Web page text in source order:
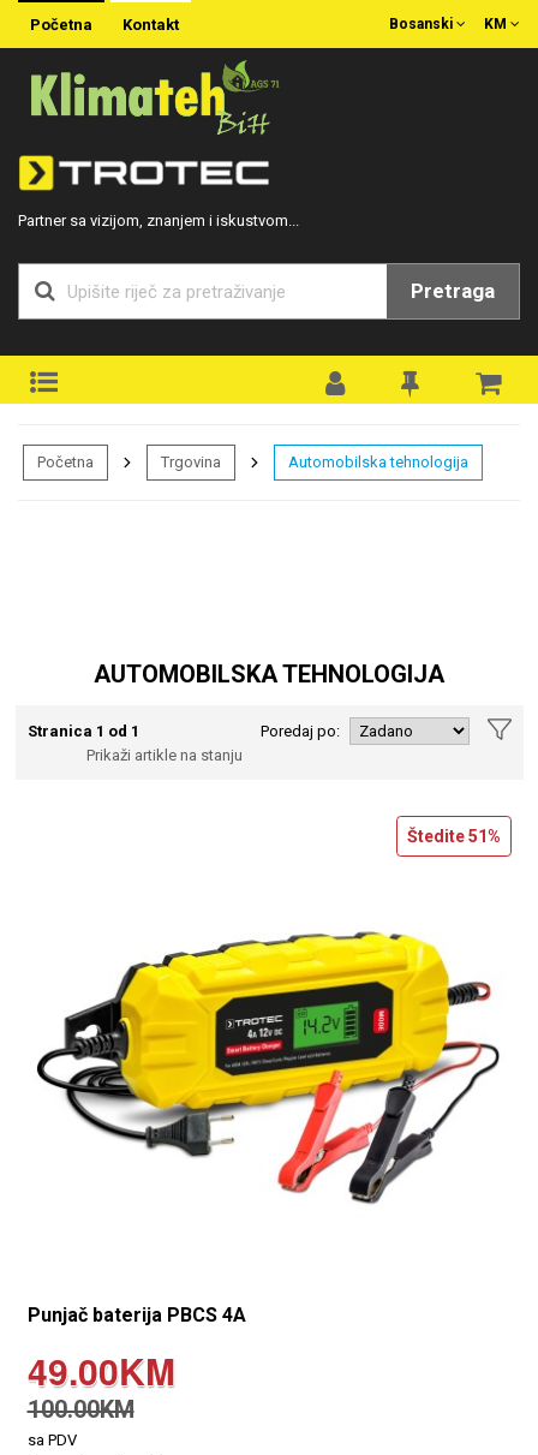
Početna Kontakt KM
Bosanski
Partner sa vizijom, znanjem i iskustvom...
Pretraga
Početna Trgovina Automobilska tehnologija
AUTOMOBILSKA TEHNOLOGIJA
Stranica 1 od 1
Poredaj po:
Prikaži artikle na stanju
Štedite51%
Punjač baterija PBCS 4A
49.00KM
100.00KM
sa PDV